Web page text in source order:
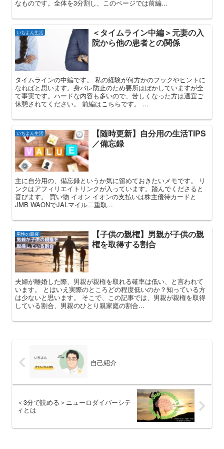
なものです。全体を3分割し、このページでは前編...
いちよん生活
＜タイムライン中編＞元妻の入
院から他の患者との関係
タイムラインの中編です。 私の経験が何方かのフックやヒントに
なればと思います。身バレ防止のため要所はぼかしていますが全
て事実です。ハードな内容も多いので、苦しくなった方は適宜ご
休憩されてください。 前編はこちらです。 ...
いちよん生活
【随時更新】自分用の生活TIPS
／備忘録
主に自分用の、備忘録というか気に留めておきたいメモです。 リ
ンクはアフィリエイトリンクが入っています。踏んでくださると
喜びます。 買い物 イオン イオンの支払いは株主優待カードと
JMB WAONでJALマイル二重取...
男性の親権
【子供の親権】男親が子供の親
権を取得する割合
夫婦が離婚した際、男親が親権を取れる確率は低い、と言われて
います。 とはいえ実際のところどの程度低いのか？知っている方
は少ないと思います。 そこで、この記事では、男親が親権を取得
している割合、男親のひとり親家庭の割合...
自己紹介
＜3分で読める＞ニューロダイバーシテ
ィとは